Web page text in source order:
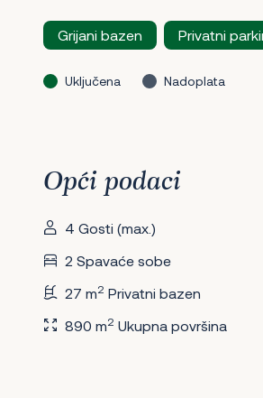
Grijani bazen Privatni
Uključena Nadoplata
Opći podaci
4 Gosti (max.)
2 Spavaće sobe
27 m2 Privatni bazen
890 m2 Ukupna površina